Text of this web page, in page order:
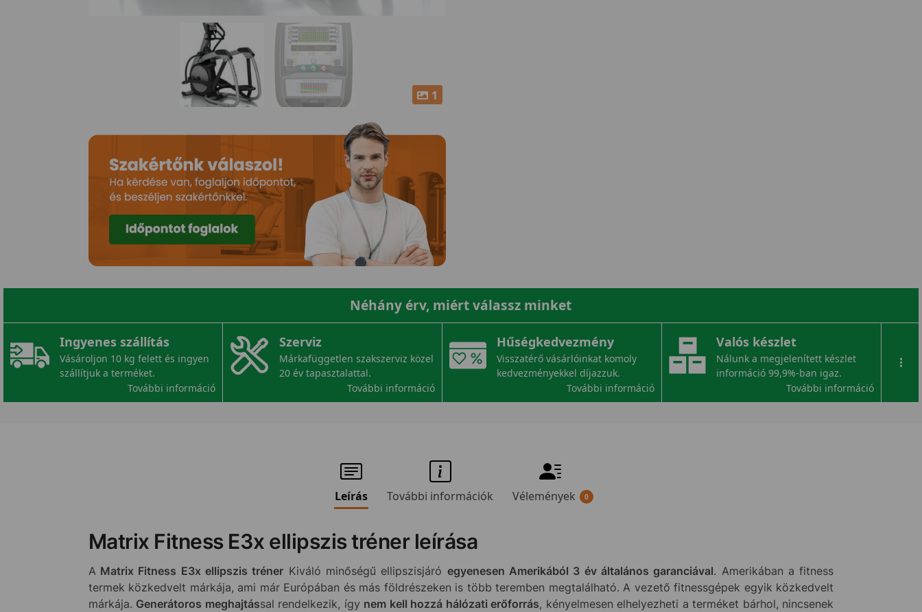
1
Néhány érv, miért válassz minket
Ingyenes szállítás
Vásároljon 10 kg felett és ingyen
szállítjuk a terméket.
További információ
Szerviz
Márkafüggetlen szakszerviz közel
20 év tapasztalattal.
További információ
Hűségkedvezmény
Visszatérő vásárlóinkat komoly
kedvezményekkel díjazzuk.
További információ
Valós készlet
Nálunk a megjelenített készlet
információ 99,9%-ban igaz.
További információ
...
Leírás További információk Vélemények 0
Matrix Fitness E3x ellipszis tréner leírása
A Matrix Fitness E3x ellipszis tréner Kiváló minőségű ellipszisjáró egyenesen Amerikából 3 év általános garanciával. Amerikában a fitness
termek közkedvelt márkája, ami már Európában és más földrészeken is több teremben megtalálható. A vezető fitnessgépek egyik közkedvelt
márkája. Generátoros meghajtással rendelkezik, így nem kell hozzá hálózati erőforrás, kényelmesen elhelyezheti a terméket bárhol, nincsenek